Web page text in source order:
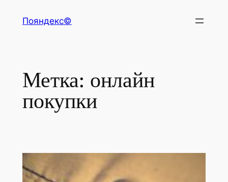
Пояндекс©
Метка: онлайн
покупки